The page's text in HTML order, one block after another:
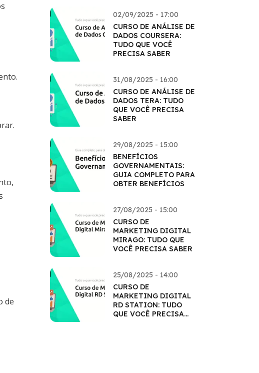
de
02/09/2025 - 17:00
CURSO DE ANÁLISE DE
DADOS COURSERA:
TUDO QUE VOCÊ
PRECISA SABER
31/08/2025 - 16:00
CURSO DE ANÁLISE DE
DADOS TERA: TUDO
QUE VOCÊ PRECISA
SABER
29/08/2025 - 15:00
BENEFÍCIOS
GOVERNAMENTAIS:
GUIA COMPLETO PARA
OBTER BENEFÍCIOS
27/08/2025 - 15:00
CURSO DE
MARKETING DIGITAL
MIRAGO: TUDO QUE
VOCÊ PRECISA SABER
25/08/2025 - 14:00
CURSO DE
MARKETING DIGITAL
RD STATION: TUDO
QUE VOCÊ PRECISA